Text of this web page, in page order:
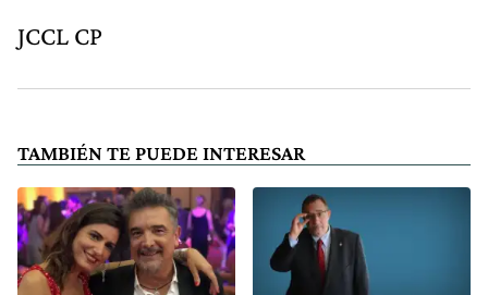
JCCL CP
TAMBIÉN TE PUEDE INTERESAR